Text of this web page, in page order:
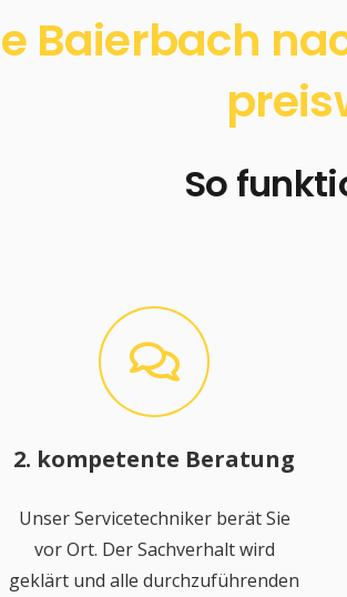
Baierbach
So
2. kompetente Beratung
Unser Servicetechniker berät Sie
vor Ort. Der Sachverhalt wird
geklärt und alle durchzuführenden